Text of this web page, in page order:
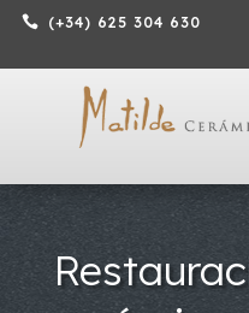
 (+34) 625 304 630